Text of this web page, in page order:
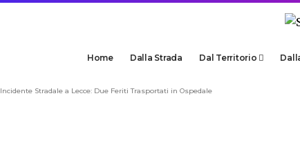
Home Dalla Strada Dal Territorio
Incidente Stradale a Lecce: Due Feriti Trasportati in Ospedale